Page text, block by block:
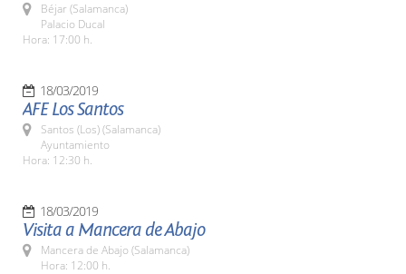
Béjar (Salamanca)
Palacio Ducal
Hora: 17:00 h.
18/03/2019
AFE Los Santos
Santos (Los) (Salamanca)
Ayuntamiento
Hora: 12:30 h.
18/03/2019
Visita a Mancera de Abajo
Mancera de Abajo (Salamanca)
Hora: 12:00 h.